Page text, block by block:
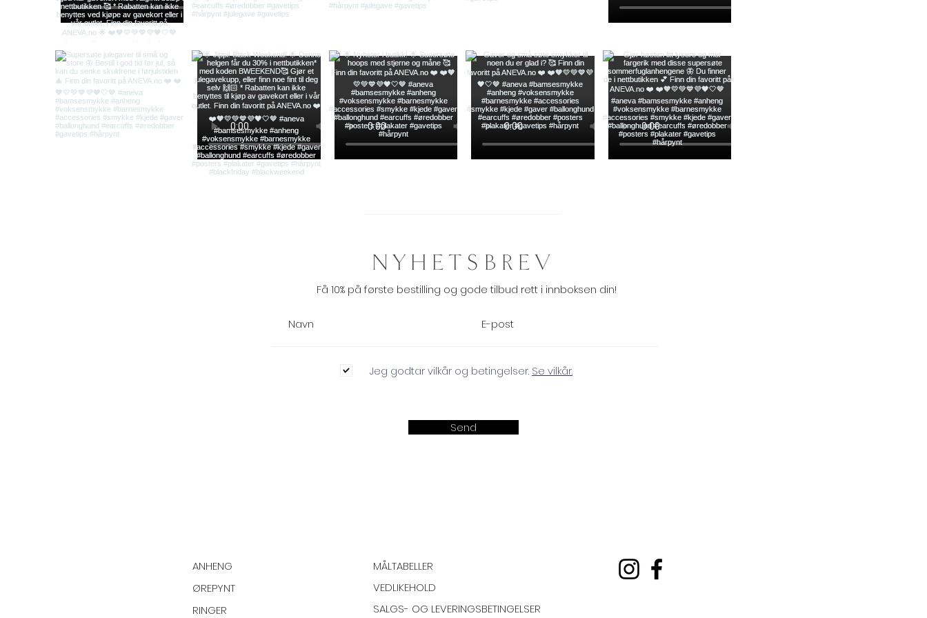
NYHETSBREV
Få 10% på første bestilling og gode tilbud rett i innboksen din!
Jeg godtar vilkår og betingelser. Se vilkår.
Send
ANHENG
ØREPYNT
RINGER
MÅLTABELLER
VEDLIKEHOLD
SALGS- OG LEVERINGSBETINGELSER